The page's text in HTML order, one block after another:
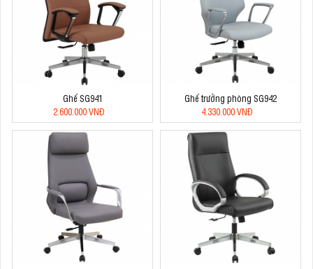
Ghế SG941
2.600.000 VNĐ
Ghế trưởng phòng SG942
4.330.000 VNĐ